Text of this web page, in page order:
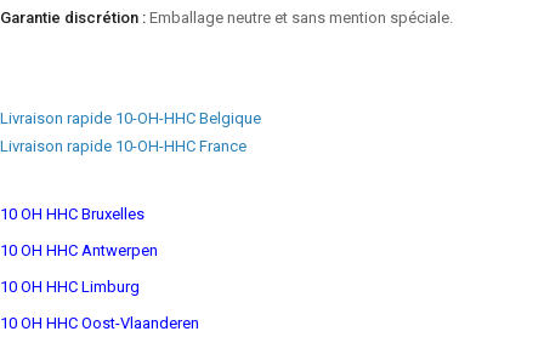
Garantie discrétion : Emballage neutre et sans mention spéciale.
Livraison rapide 10-OH-HHC Belgique
Livraison rapide 10-OH-HHC France
10 OH HHC Bruxelles
10 OH HHC Antwerpen
10 OH HHC Limburg
10 OH HHC Oost-Vlaanderen